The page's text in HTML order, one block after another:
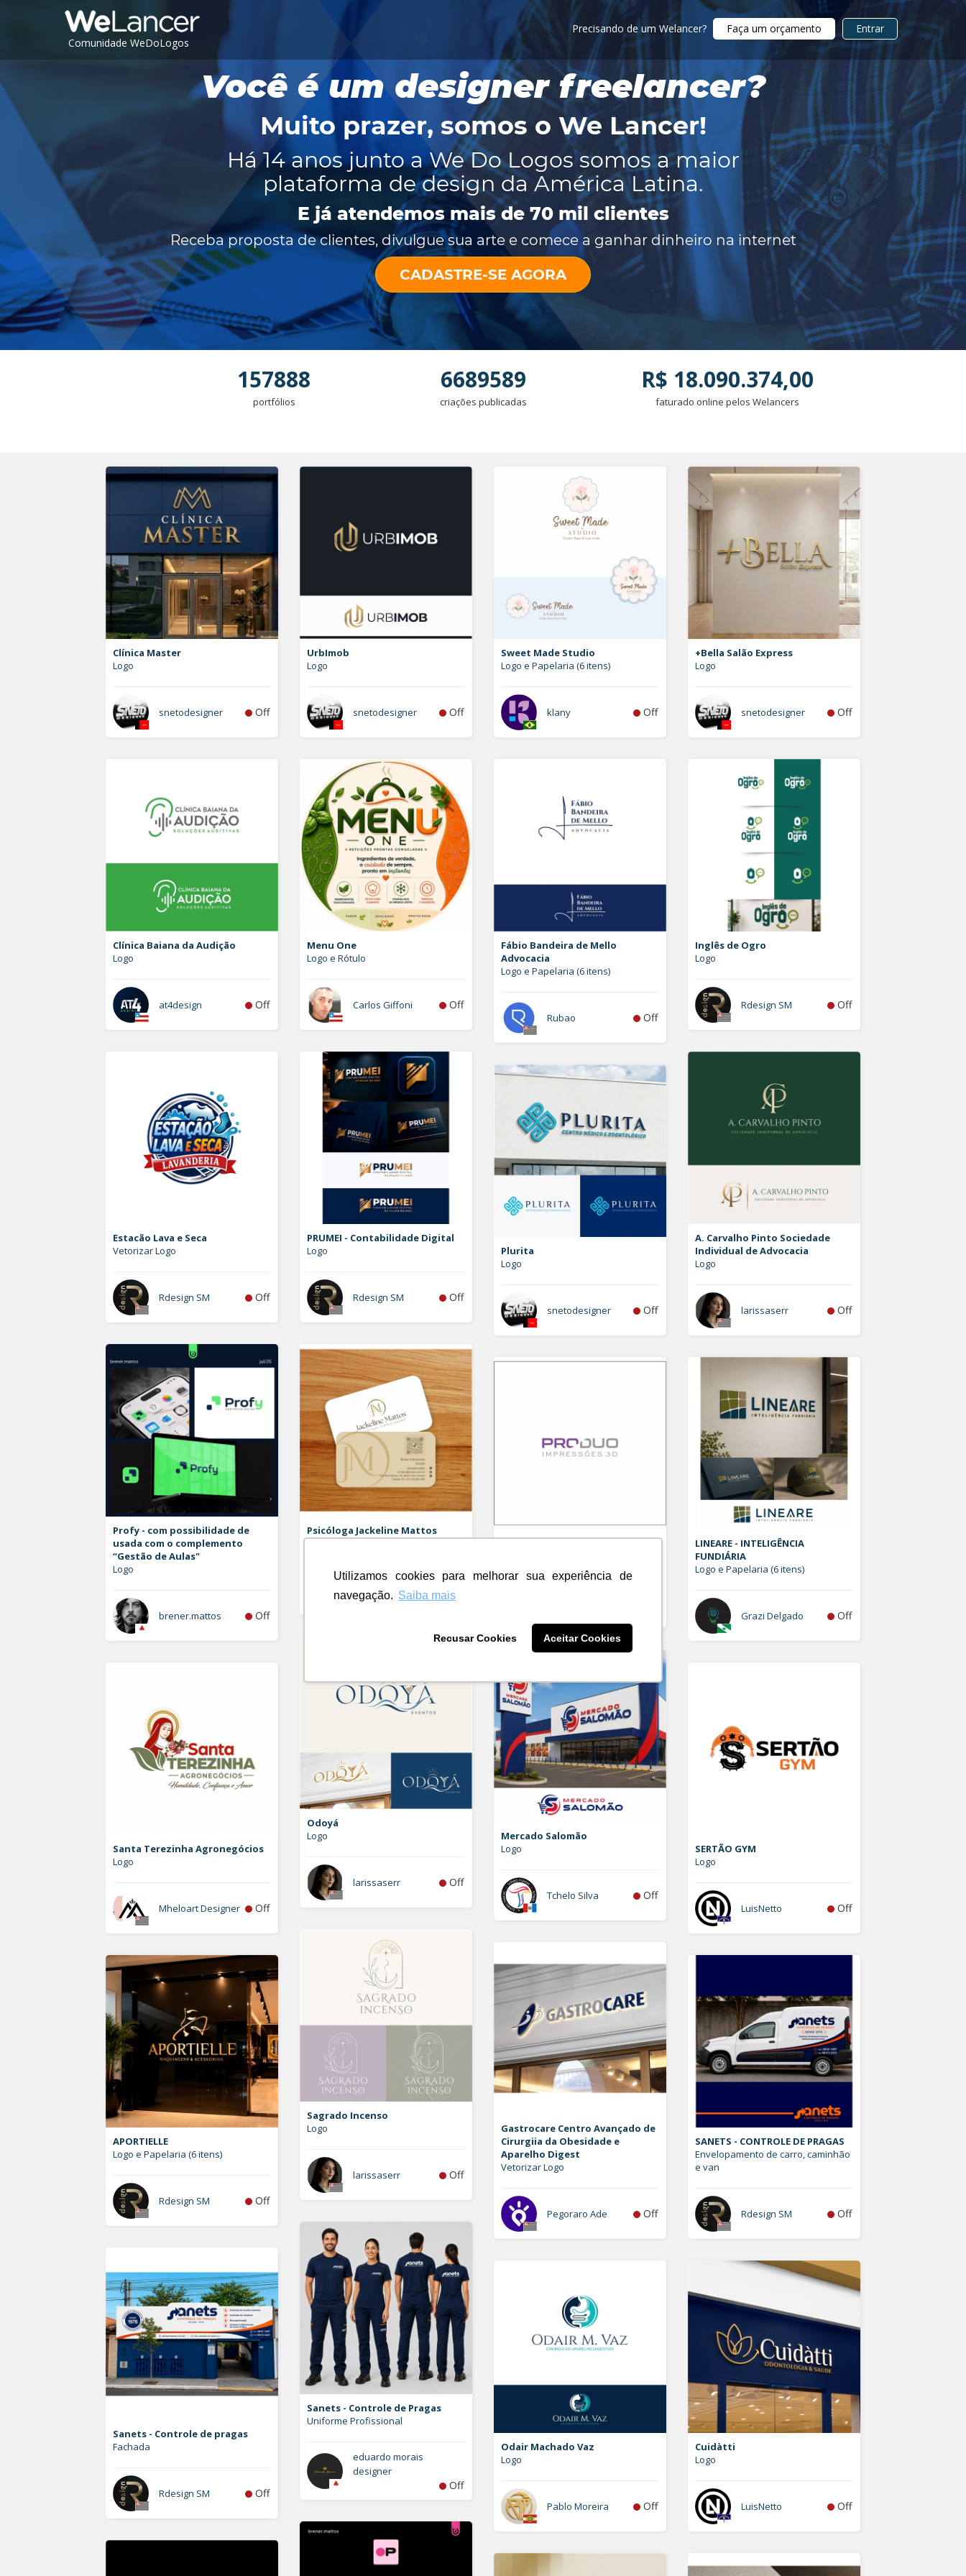
Utilizamos cookies para melhorar sua experiência de
navegação. Saiba mais
Recusar Cookies Aceitar Cookies
Comunidade WeDoLogos
Precisando de um Welancer? Faça um orçamento Entrar
Você é um designer freelancer?
Muito prazer, somos o We Lancer!
Há 14 anos junto a We Do Logos somos a maior
plataforma de design da América Latina.
E já atendemos mais de 70 mil clientes
Receba proposta de clientes, divulgue sua arte e comece a ganhar dinheiro na internet
CADASTRE-SE AGORA
157888
portfólios
6689589
criações publicadas
R$ 18.090.374,00
faturado online pelos Welancers
Clínica Master
Logo
snetodesigner Off
UrbImob
Logo
snetodesigner Off
Sweet Made Studio
Logo e Papelaria (6 itens)
klany Off
+Bella Salão Express
Logo
snetodesigner Off
Clínica Baiana da Audição
Logo
at4design Off
Menu One
Logo e Rótulo
Carlos Giffoni Off
Fábio Bandeira de Mello
Advocacia
Logo e Papelaria (6 itens)
Rubao Off
Inglês de Ogro
Logo
Rdesign SM Off
Estacão Lava e Seca
Vetorizar Logo
Rdesign SM Off
PRUMEI - Contabilidade Digital
Logo
Rdesign SM Off
A. Carvalho Pinto Sociedade
Individual de Advocacia
Logo
larissaserr Off
Plurita
Logo
snetodesigner Off
Profy - com possibilidade de
usada com o complemento
“Gestão de Aulas"
Logo
brener.mattos Off
Psicóloga Jackeline Mattos
Logo e Cartao de Visita
c.com Off
ProDuo Impressões 3D
LINEARE - INTELIGÊNCIA
FUNDIÁRIA
Logo e Papelaria (6 itens)
Grazi Delgado Off
Odoyá
Logo
larissaserr Off
Mercado Salomão
Logo
Tchelo Silva Off
Santa Terezinha Agronegócios
Logo
Mheloart Designer Off
SERTÃO GYM
Logo
LuisNetto Off
Sagrado Incenso
Logo
larissaserr Off
Gastrocare Centro Avançado de
Cirurgiia da Obesidade e
Aparelho Digest
Vetorizar Logo
Pegoraro Ade Off
APORTIELLE
Logo e Papelaria (6 itens)
Rdesign SM Off
SANETS - CONTROLE DE PRAGAS
Envelopamento de carro, caminhão
e van
Rdesign SM Off
Sanets - Controle de Pragas
Uniforme Profissional
eduardo morais
designer
Off
Sanets - Controle de pragas
Fachada
Rdesign SM Off
Odair Machado Vaz
Logo
Pablo Moreira Off
Cuidàtti
Logo
LuisNetto Off